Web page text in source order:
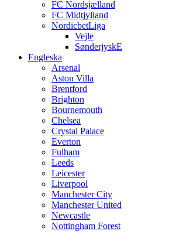
FC Nordsjælland
FC Midtjylland
NordicbetLiga
Vejle
SønderjyskE
Engleska
Arsenal
Aston Villa
Brentford
Brighton
Bournemouth
Chelsea
Crystal Palace
Everton
Fulham
Leeds
Leicester
Liverpool
Manchester City
Manchester United
Newcastle
Nottingham Forest